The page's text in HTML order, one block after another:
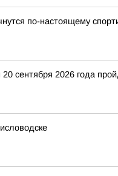
по-настоящему
сентября 2026 года